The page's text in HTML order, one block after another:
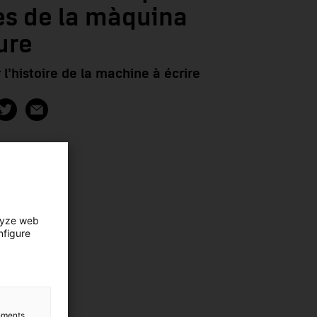
de la màquina
l’histoire de la machine à écrire
web